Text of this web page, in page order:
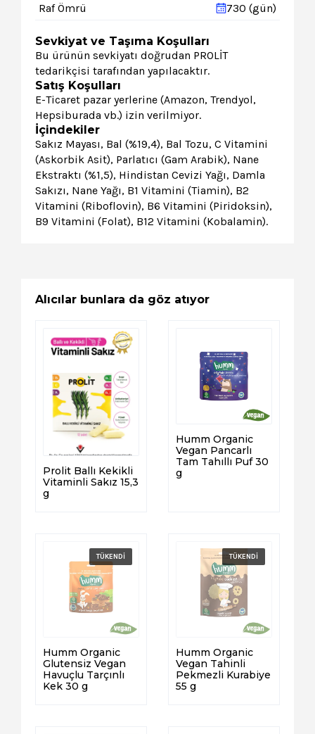
Raf Ömrü
730 (gün)
Sevkiyat ve Taşıma Koşulları
Bu ürünün sevkiyatı doğrudan PROLİT
tedarikçisi tarafından yapılacaktır.
Satış Koşulları
E-Ticaret pazar yerlerine (Amazon, Trendyol,
Hepsiburada vb.) izin verilmiyor.
İçindekiler
Sakız Mayası, Bal (%19,4), Bal Tozu, C Vitamini
(Askorbik Asit), Parlatıcı (Gam Arabik), Nane
Ekstraktı (%1,5), Hindistan Cevizi Yağı, Damla
Sakızı, Nane Yağı, B1 Vitamini (Tiamin), B2
Vitamini (Riboflovin), B6 Vitamini (Piridoksin),
B9 Vitamini (Folat), B12 Vitamini (Kobalamin).
Alıcılar bunlara da göz atıyor
Prolit Ballı Kekikli
Vitaminli Sakız 15,3
g
Humm Organic
Vegan Pancarlı
Tam Tahıllı Puf 30
g
Humm Organic
Glutensiz Vegan
Havuçlu Tarçınlı
Kek 30 g
Humm Organic
Vegan Tahinli
Pekmezli Kurabiye
55 g